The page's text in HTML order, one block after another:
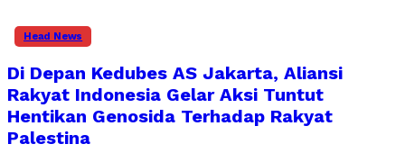
Head News
Di Depan Kedubes AS Jakarta, Aliansi
Rakyat Indonesia Gelar Aksi Tuntut
Hentikan Genosida Terhadap Rakyat
Palestina